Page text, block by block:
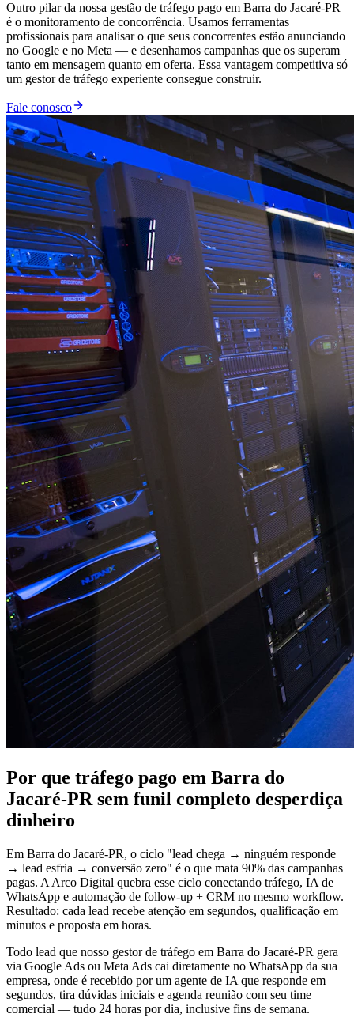
Outro pilar da nossa gestão de tráfego pago em Barra do Jacaré-PR
é o monitoramento de concorrência. Usamos ferramentas
profissionais para analisar o que seus concorrentes estão anunciando
no Google e no Meta — e desenhamos campanhas que os superam
tanto em mensagem quanto em oferta. Essa vantagem competitiva só
um gestor de tráfego experiente consegue construir.
Fale conosco
Por que tráfego pago em Barra do
Jacaré-PR sem funil completo desperdiça
dinheiro
Em Barra do Jacaré-PR, o ciclo "lead chega → ninguém responde
→ lead esfria → conversão zero" é o que mata 90% das campanhas
pagas. A Arco Digital quebra esse ciclo conectando tráfego, IA de
WhatsApp e automação de follow-up + CRM no mesmo workflow.
Resultado: cada lead recebe atenção em segundos, qualificação em
minutos e proposta em horas.
Todo lead que nosso gestor de tráfego em Barra do Jacaré-PR gera
via Google Ads ou Meta Ads cai diretamente no WhatsApp da sua
empresa, onde é recebido por um agente de IA que responde em
segundos, tira dúvidas iniciais e agenda reunião com seu time
comercial — tudo 24 horas por dia, inclusive fins de semana.